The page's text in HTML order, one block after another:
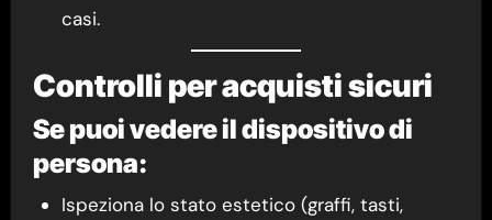
casi.
Controlli per acquisti sicuri
Se puoi vedere il dispositivo di
persona:
Ispeziona lo stato estetico (graffi, tasti,